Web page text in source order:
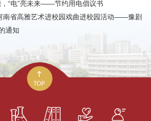
，“电”亮未来——节约用电倡议书
南省高雅艺术进校园戏曲进校园活动——豫剧
通知